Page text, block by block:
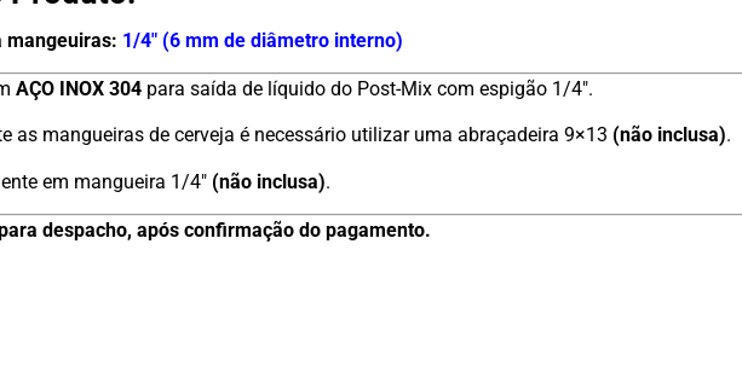
mangeuiras: 1/4″ (6 mm de diâmetro interno)
AÇO INOX 304 para saída de líquido do Post-Mix com espigão 1/4″.
as mangueiras de cerveja é necessário utilizar uma abraçadeira 9×13 (não inclusa).
em mangueira 1/4″ (não inclusa).
despacho, após confirmação do pagamento.